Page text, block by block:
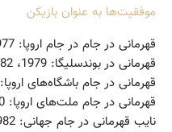
موفقیت‌ها به عنوان بازیکن
قهرمانی در جام در جام اروپا: 1977 (هامبورگ)
قهرمانی در بوندسلیگا: 1979، 1982، 1983 (هامبورگ)
قهرمانی در جام باشگاه‌های اروپا: 1983 (هامبورگ)
قهرمانی در جام ملت‌های اروپا: 1980
نایب قهرمانی در جام جهانی: 1982، 1986